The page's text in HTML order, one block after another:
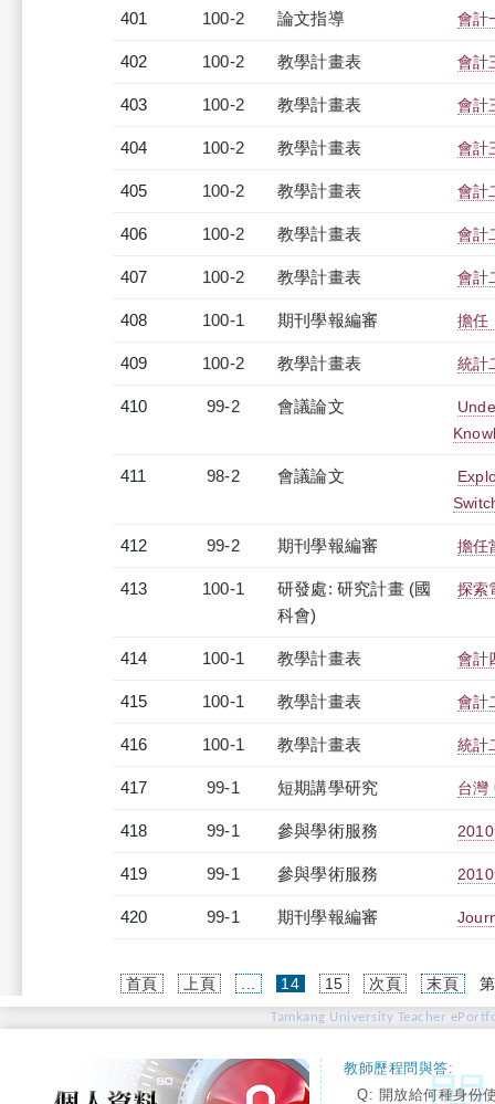
401 100-2 論文指導 會計
402 100-2 教學計畫表 會計
403 100-2 教學計畫表 會計
404 100-2 教學計畫表 會計
405 100-2 教學計畫表 會計
406 100-2 教學計畫表 會計
407 100-2 教學計畫表 會計
408 100-1 期刊學報編審 擔任
409 100-2 教學計畫表 統計
410 99-2 會議論文
411 98-2 會議論文
412 99-2 期刊學報編審 擔任
413 100-1
研發處: 研究計畫 (國
科會)
探索
414 100-1 教學計畫表 會計
415 100-1 教學計畫表 會計
416 100-1 教學計畫表 統計
417 99-1 短期講學研究 台灣
418 99-1 參與學術服務
419 99-1 參與學術服務
420 99-1 期刊學報編審
首頁 上頁 14(current)
15 次頁 末頁
Tamkang University Teacher
教師歷程問與答:
Q: 開放給何種身份